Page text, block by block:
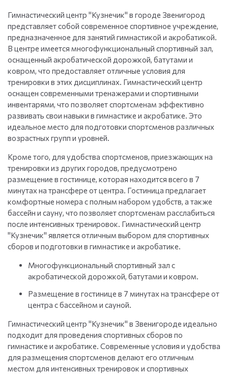
Гимнастический центр "Кузнечик" в городе Звенигород
представляет собой современное спортивное учреждение,
предназначенное для занятий гимнастикой и акробатикой.
В центре имеется многофункциональный спортивный зал,
оснащенный акробатической дорожкой, батутами и
ковром, что предоставляет отличные условия для
тренировки в этих дисциплинах. Гимнастический центр
оснащен современными тренажерами и спортивными
инвентарями, что позволяет спортсменам эффективно
развивать свои навыки в гимнастике и акробатике. Это
идеальное место для подготовки спортсменов различных
возрастных групп и уровней.
Кроме того, для удобства спортсменов, приезжающих на
тренировки из других городов, предусмотрено
размещение в гостинице, которая находится всего в 7
минутах на трансфере от центра. Гостиница предлагает
комфортные номера с полным набором удобств, а также
бассейн и сауну, что позволяет спортсменам расслабиться
после интенсивных тренировок. Гимнастический центр
"Кузнечик" является отличным выбором для спортивных
сборов и подготовки в гимнастике и акробатике.
Многофункциональный спортивный зал с
акробатической дорожкой, батутами и ковром.
Размещение в гостинице в 7 минутах на трансфере от
центра с бассейном и сауной.
Гимнастический центр "Кузнечик" в Звенигороде идеально
подходит для проведения спортивных сборов по
гимнастике и акробатике. Современные условия и удобства
для размещения спортсменов делают его отличным
местом для интенсивных тренировок и спортивных